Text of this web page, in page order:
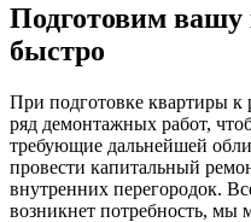
Подготовим вашу
быстро
При подготовке квартиры
ряд демонтажных работ,
требующие дальнейшей
провести капитальный
внутренних перегородок.
возникнет потребность, мы